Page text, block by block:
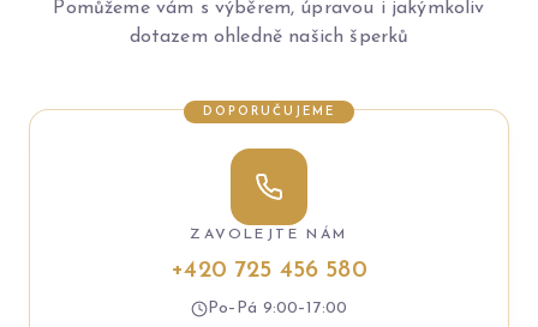
Pomůžeme vám s výběrem, úpravou i jakýmkoliv
dotazem ohledně našich šperků
DOPORUČUJEME
ZAVOLEJTE NÁM
+420 725 456 580
Po–Pá 9:00–17:00